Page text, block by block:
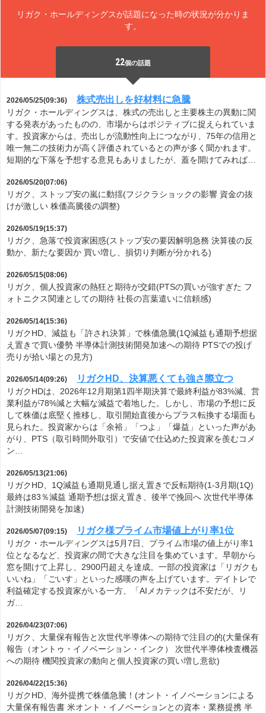
リガク・ホールディングスが話題になった時の状況が分かりま
す。
22個の話題
2026/05/25(09:36) 株式売出しを好材料に急騰
リガク・ホールディングスは、株式の売出しと主要株主の異動に関
する発表があったものの、市場からはポジティブに捉えられていま
す。投資家からは、売出しが流動性向上につながり、75年の信用と
唯一無二の技術力が高く評価されているとの声が多く聞かれます。
短期的な下落を予想する意見もありましたが、蓋を開けてみれば…
2026/05/20(07:06)
リガク、ストップ安の嵐に動揺(フジクラショックの影響 資金の抜
けが激しい 株価高騰後の調整)
2026/05/19(15:37)
リガク、急落で投資家困惑(ストップ安の要因解明急務 決算後の反
動か、新たな要因か 買い増し、損切り判断が分かれる)
2026/05/15(08:06)
リガク、個人投資家の熱狂と期待が交錯(PTSの買いが強すぎた フ
ォトニクス関連としての期待 社長の言葉遣いに信頼感)
2026/05/14(15:36)
リガクHD、減益も「許され決算」で株価急騰(1Q減益も通期予想据
え置きで買い優勢 半導体計測技術開発加速への期待 PTSでの投げ
売りが拾い場との見方)
2026/05/14(09:26) リガクHD、決算悪くても強さ際立つ
リガクHDは、2026年12月期第1四半期決算で最終利益が83%減、営
業利益が78%減と大幅な減益で着地した。しかし、市場の予想に反
して株価は底堅く推移し、取引開始直後からプラス転換する場面も
見られた。投資家からは「余裕」「つよ」「爆益」といった声があ
がり、PTS（取引時間外取引）で安値で仕込めた投資家を羨むコメ
ン…
2026/05/13(21:06)
リガクHD、1Q減益も通期見通し据え置きで反転期待(1-3月期(1Q)
最終は83％減益 通期予想は据え置き、後半で挽回へ 次世代半導体
計測技術開発を加速)
2026/05/07(09:15) リガク様プライム市場値上がり率1位
リガク・ホールディングスは5月7日、プライム市場の値上がり率1
位となるなど、投資家の間で大きな注目を集めています。早朝から
窓を開けて上昇し、2900円超えを達成。一部の投資家は「リガクも
いいね」「ごいす」といった感嘆の声を上げています。デイトレで
利益確定する投資家がいる一方、「AIメカテックは不安だが、リ
ガ…
2026/04/23(07:06)
リガク、大量保有報告と次世代半導体への期待で注目の的(大量保有
報告（オントゥ・イノベーション・インク） 次世代半導体検査機器
への期待 機関投資家の動向と個人投資家の買い増し意欲)
2026/04/22(15:36)
リガクHD、海外提携で株価急騰！(オント・イノベーションによる
大量保有報告書 米オント・イノベーションとの資本・業務提携 半